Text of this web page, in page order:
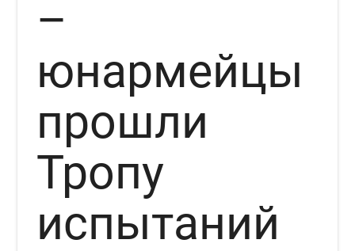
–
юнармейцы
прошли
Тропу
испытаний